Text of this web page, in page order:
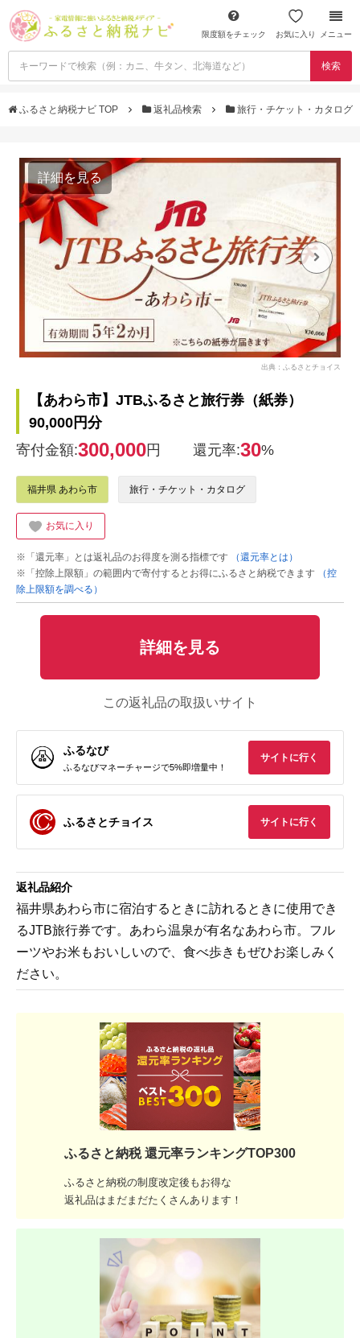
限度額をチェック お気に入り メニュー
検索
ふるさと納税ナビ TOP 返礼品検索 旅行・チケット・カタログ
詳細を見る
出典：ふるさとチョイス
【あわら市】JTBふるさと旅行券（紙券）
90,000円分
寄付金額:300,000円 還元率:30%
福井県 あわら市 旅行・チケット・カタログ
お気に入り
※「還元率」とは返礼品のお得度を測る指標です
（還元率とは）
※「控除上限額」の範囲内で寄付するとお得にふるさと納税できます
（控
除上限額を調べる）
詳細を見る
この返礼品の取扱いサイト
ふるなび
ふるなびマネーチャージで5%即増量中！
サイトに行く
ふるさとチョイス サイトに行く
返礼品紹介
福井県あわら市に宿泊するときに訪れるときに使用でき
るJTB旅行券です。あわら温泉が有名なあわら市。フル
ーツやお米もおいしいので、食べ歩きもぜひお楽しみく
ださい。
ふるさと納税 還元率ランキングTOP300
ふるさと納税の制度改定後もお得な
返礼品はまだまだたくさんあります！